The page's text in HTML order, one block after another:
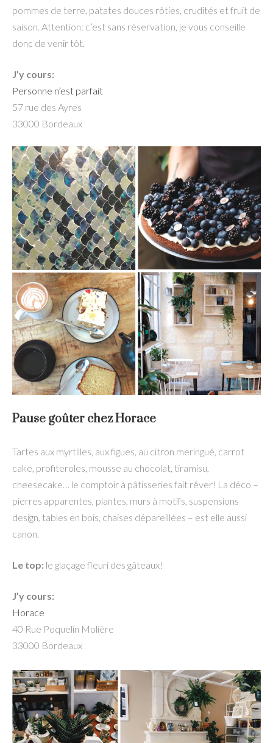
pommes de terre, patates douces rôties, crudités et fruit de
saison. Attention: c’est sans réservation, je vous conseille
donc de venir tôt.
J’y cours:
Personne n’est parfait
57 rue des Ayres
33000 Bordeaux
Pause goûter chez Horace
Tartes aux myrtilles, aux figues, au citron meringué, carrot
cake, profiteroles, mousse au chocolat, tiramisu,
cheesecake… le comptoir à pâtisseries fait rêver! La déco –
pierres apparentes, plantes, murs à motifs, suspensions
design, tables en bois, chaises dépareillées – est elle aussi
canon.
Le top: le glaçage fleuri des gâteaux!
J’y cours:
Horace
40 Rue Poquelin Molière
33000 Bordeaux